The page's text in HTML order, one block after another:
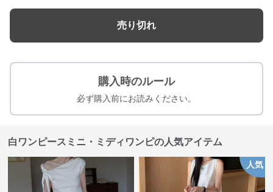
売り切れ
購入時のルール
必ず購入前にお読みください。
白ワンピースミニ・ミディワンピの人気アイテム
人気